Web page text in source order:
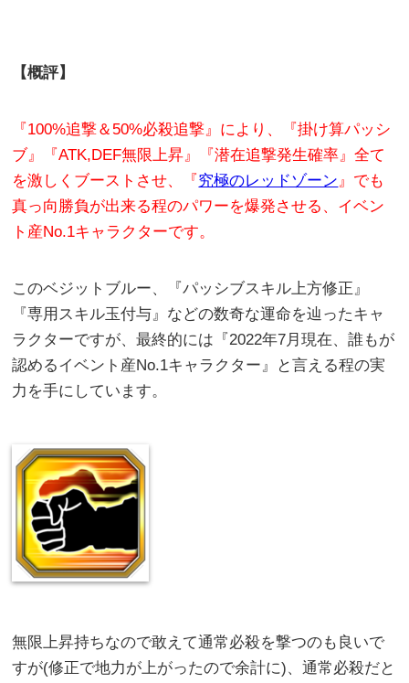
【概評】
『100%追撃＆50%必殺追撃』により、『掛け算パッシ
ブ』『ATK,DEF無限上昇』『潜在追撃発生確率』全て
を激しくブーストさせ、『究極のレッドゾーン』でも
真っ向勝負が出来る程のパワーを爆発させる、イベン
ト産No.1キャラクターです。
このベジットブルー、『パッシブスキル上方修正』
『専用スキル玉付与』などの数奇な運命を辿ったキャ
ラクターですが、最終的には『2022年7月現在、誰もが
認めるイベント産No.1キャラクター』と言える程の実
力を手にしています。
無限上昇持ちなので敢えて通常必殺を撃つのも良いで
すが(修正で地力が上がったので余計に)、通常必殺だと